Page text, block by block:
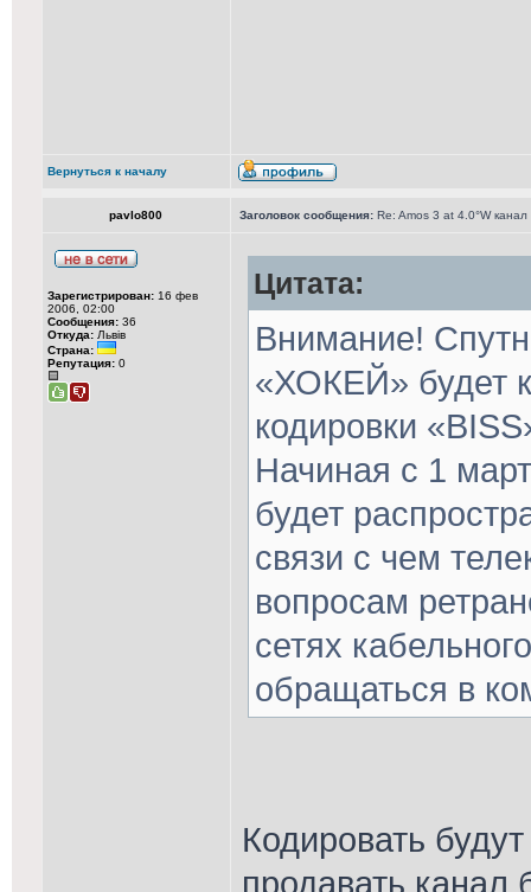
Вернуться к началу
pavlo800 Заголовок сообщения: Re: Amos 3 at 4.0°W канал
Зарегистрирован: 16 фев
2006, 02:00
Сообщения: 36
Откуда: Львів
Страна:
Репутация: 0
Цитата:
Внимание!
«ХОКЕЙ» будет
кодировки
Начиная с 1
будет
связи с чем
вопросам
сетях
обращаться в
Кодировать
продавать канал